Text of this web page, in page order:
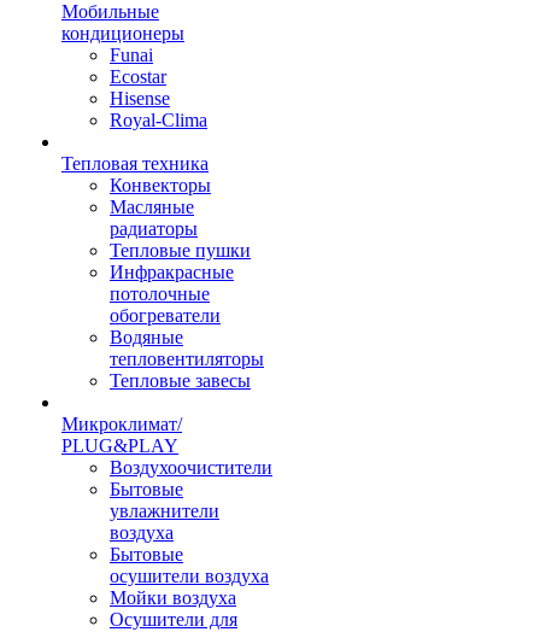
Мобильные
кондиционеры
Funai
Ecostar
Hisense
Royal-Clima
Тепловая техника
Конвекторы
Масляные
радиаторы
Тепловые пушки
Инфракрасные
потолочные
обогреватели
Водяные
тепловентиляторы
Тепловые завесы
Микроклимат/
PLUG&PLAY
Воздухоочистители
Бытовые
увлажнители
воздуха
Бытовые
осушители воздуха
Мойки воздуха
Осушители для